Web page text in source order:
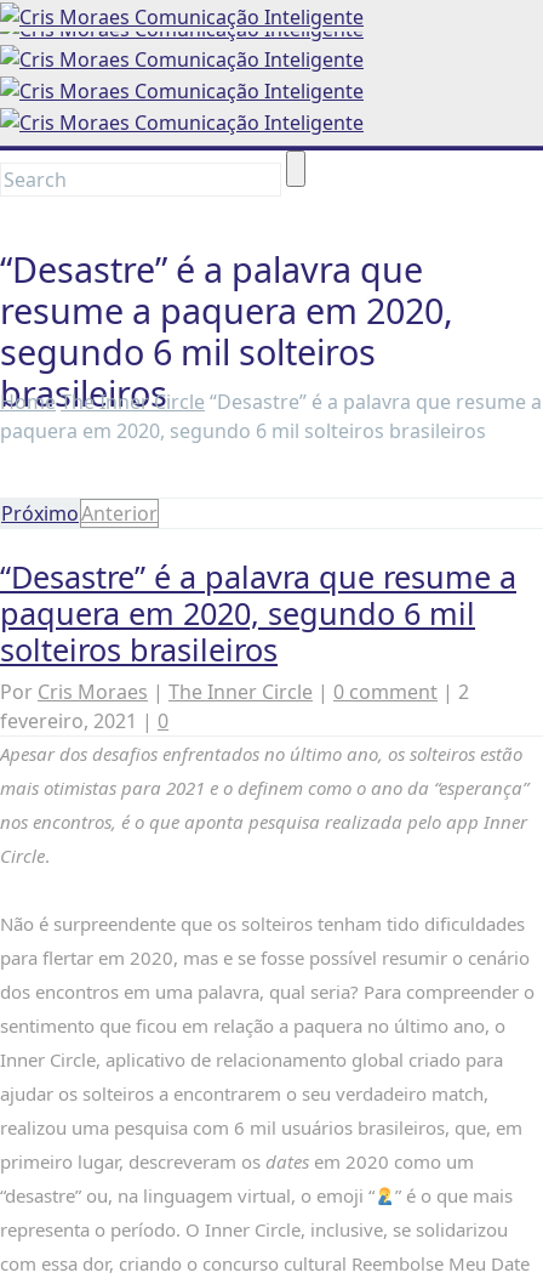
“Desastre” é a palavra que
resume a paquera em 2020,
segundo 6 mil solteiros
brasileiros
Home The Inner Circle “Desastre” é a palavra que resume a
paquera em 2020, segundo 6 mil solteiros brasileiros
PróximoAnterior
“Desastre” é a palavra que resume a
paquera em 2020, segundo 6 mil
solteiros brasileiros
Por Cris Moraes | The Inner Circle | 0 comment | 2
fevereiro, 2021 | 0
Apesar dos desafios enfrentados no último ano, os solteiros estão
mais otimistas para 2021 e o definem como o ano da “esperança”
nos encontros, é o que aponta pesquisa realizada pelo app Inner
Circle.
Não é surpreendente que os solteiros tenham tido dificuldades
para flertar em 2020, mas e se fosse possível resumir o cenário
dos encontros em uma palavra, qual seria? Para compreender o
sentimento que ficou em relação a paquera no último ano, o
Inner Circle, aplicativo de relacionamento global criado para
ajudar os solteiros a encontrarem o seu verdadeiro match,
realizou uma pesquisa com 6 mil usuários brasileiros, que, em
primeiro lugar, descreveram os dates em 2020 como um
“desastre” ou, na linguagem virtual, o emoji “
” é o que mais
representa o período. O Inner Circle, inclusive, se solidarizou
com essa dor, criando o concurso cultural Reembolse Meu Date